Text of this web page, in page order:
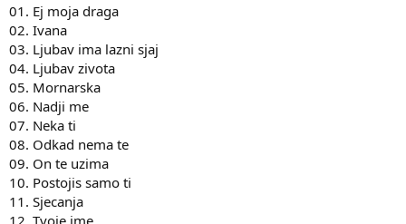
01. Ej moja draga
02. Ivana
03. Ljubav ima lazni sjaj
04. Ljubav zivota
05. Mornarska
06. Nadji me
07. Neka ti
08. Odkad nema te
09. On te uzima
10. Postojis samo ti
11. Sjecanja
12. Tvoje ime